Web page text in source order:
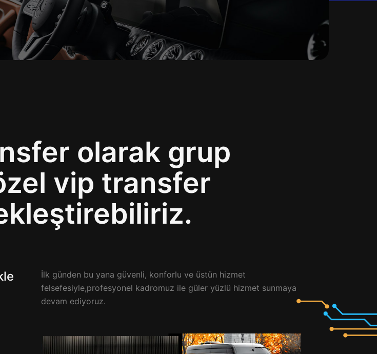
olarak grup
vip transfer
İlk günden bu yana güvenli, konforlu ve üstün hizmet
felsefesiyle,profesyonel kadromuz ile güler yüzlü hizmet sunmaya
devam ediyoruz.